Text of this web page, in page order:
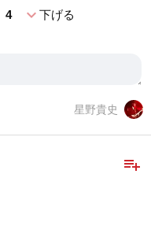
4 expand_more下げる
星野貴史
playlist_add